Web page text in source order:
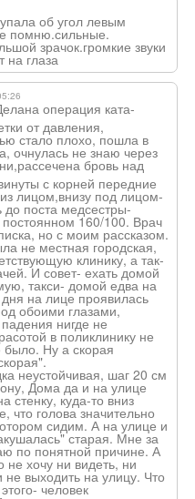
об угол левым
помню.сильные.
зрачок.громкие звуки
на глаза
операция ката-
от давления,
стало плохо, пошла в
очнулась не знаю через
на бровь над
с корней передние
лицом,внизу под лицом-
до поста медсестры-
160/100. Врач
но с моим рассказом.
не местная городская,
клинику, а так-
И совет- ехать домой
такси- домой едва на
на лице проявилась
обоими глазами,
нигде не
в поликлинику не
Ну а скорая
неустойчивая, шаг 20 см
Дома да и на улице
стенку, куда-то вниз
что голова значительно
сидим. А на улице и
старая. Мне за
по понятной причине. А
хочу ни видеть, ни
выходить на улицу. Что
человек